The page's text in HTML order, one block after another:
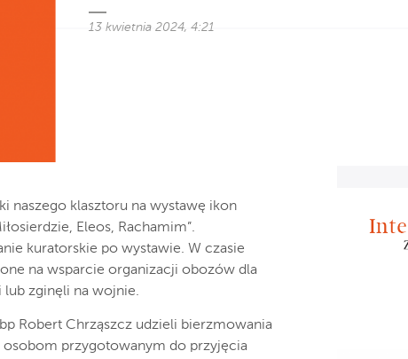
13 kwietnia 2024, 4:21
naszego klasztoru na wystawę ikon
Eleos, Rachamim”.
kuratorskie po wystawie. W czasie
na wsparcie organizacji obozów dla
lub zginęli na wojnie.
Robert Chrząszcz udzieli bierzmowania
osobom przygotowanym do przyjęcia